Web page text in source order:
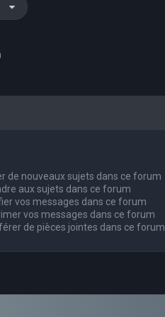
de nouveaux sujets dans ce forum
aux sujets dans ce forum
vos messages dans ce forum
vos messages dans ce forum
de pièces jointes dans ce forum